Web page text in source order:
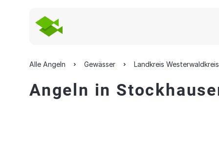
Alle Angeln Gewässer Landkreis Westerwaldkreis
Angeln in